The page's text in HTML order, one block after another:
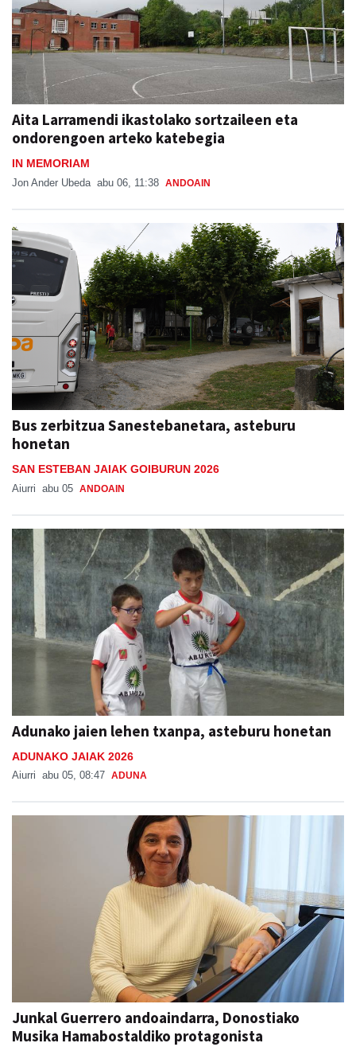
Aita Larramendi ikastolako sortzaileen eta
ondorengoen arteko katebegia
IN MEMORIAM
Jon Ander Ubeda abu 06, 11:38 ANDOAIN
Bus zerbitzua Sanestebanetara, asteburu
honetan
SAN ESTEBAN JAIAK GOIBURUN 2026
Aiurri abu 05 ANDOAIN
Adunako jaien lehen txanpa, asteburu honetan
ADUNAKO JAIAK 2026
Aiurri abu 05, 08:47 ADUNA
Junkal Guerrero andoaindarra, Donostiako
Musika Hamabostaldiko protagonista